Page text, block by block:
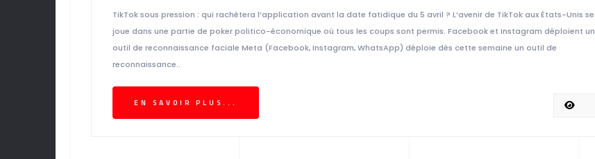
TikTok sous pression : qui rachètera l’application avant la date fatidique du 5 avril ? L’avenir de TikTok aux États-Unis se
joue dans une partie de poker politico-économique où tous les coups sont permis. Facebook et Instagram déploient un
outil de reconnaissance faciale Meta (Facebook, Instagram, WhatsApp) déploie dès cette semaine un outil de
reconnaissance..
EN SAVOIR PLUS...